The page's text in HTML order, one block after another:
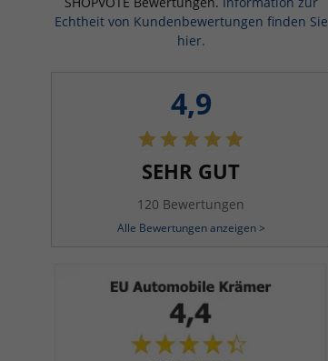
Echtheit von Kundenbewertungen finden Sie
hier.
4,9
SEHR GUT
120 Bewertungen
Alle Bewertungen anzeigen >